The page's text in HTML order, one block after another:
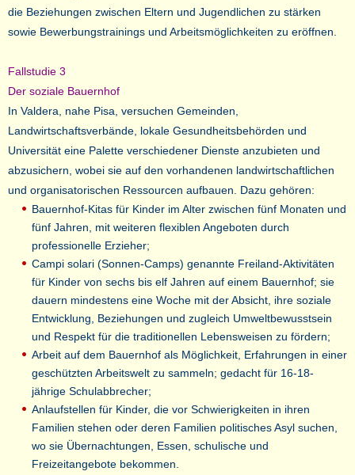
die Beziehungen zwischen Eltern und Jugendlichen zu stärken
sowie Bewerbungstrainings und Arbeitsmöglichkeiten zu eröffnen.
Fallstudie 3
Der soziale Bauernhof
In Valdera, nahe Pisa, versuchen Gemeinden,
Landwirtschaftsverbände, lokale Gesundheitsbehörden und
Universität eine Palette verschiedener Dienste anzubieten und
abzusichern, wobei sie auf den vorhandenen landwirtschaftlichen
und organisatorischen Ressourcen aufbauen. Dazu gehören:
Bauernhof-Kitas für Kinder im Alter zwischen fünf Monaten und
fünf Jahren, mit weiteren flexiblen Angeboten durch
professionelle Erzieher;
Campi solari (Sonnen-Camps) genannte Freiland-Aktivitäten
für Kinder von sechs bis elf Jahren auf einem Bauernhof; sie
dauern mindestens eine Woche mit der Absicht, ihre soziale
Entwicklung, Beziehungen und zugleich Umweltbewusstsein
und Respekt für die traditionellen Lebensweisen zu fördern;
Arbeit auf dem Bauernhof als Möglichkeit, Erfahrungen in einer
geschützten Arbeitswelt zu sammeln; gedacht für 16-18-
jährige Schulabbrecher;
Anlaufstellen für Kinder, die vor Schwierigkeiten in ihren
Familien stehen oder deren Familien politisches Asyl suchen,
wo sie Übernachtungen, Essen, schulische und
Freizeitangebote bekommen.